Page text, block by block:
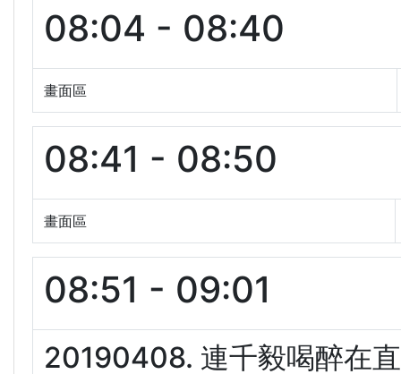
08:04 - 08:40
畫面區
08:41 - 08:50
畫面區
08:51 - 09:01
20190408. 連千毅喝醉在